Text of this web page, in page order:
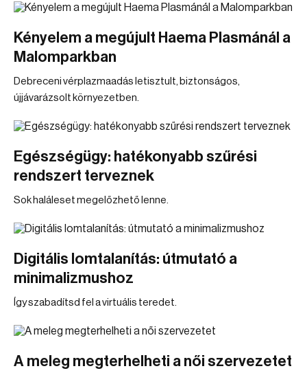
Kényelem a megújult Haema Plasmánál a
Malomparkban
Debreceni vérplazmaadás letisztult, biztonságos,
újjávarázsolt környezetben.
Egészségügy: hatékonyabb szűrési
rendszert terveznek
Sok haláleset megelőzhető lenne.
Digitális lomtalanítás: útmutató a
minimalizmushoz
Így szabadítsd fel a virtuális teredet.
A meleg megterhelheti a női szervezetet